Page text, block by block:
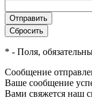
* - Поля,
Сообщение
Ваше сообщение
Вами свяжется наш